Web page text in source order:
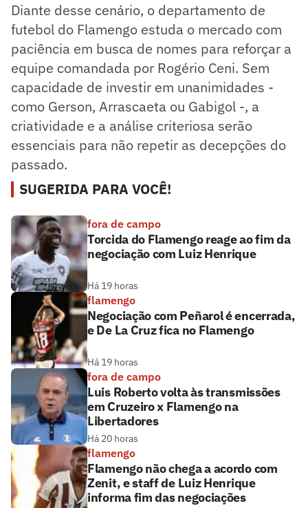
Diante desse cenário, o departamento de
futebol do Flamengo estuda o mercado com
paciência em busca de nomes para reforçar a
equipe comandada por Rogério Ceni. Sem
capacidade de investir em unanimidades -
como Gerson, Arrascaeta ou Gabigol -, a
criatividade e a análise criteriosa serão
essenciais para não repetir as decepções do
passado.
SUGERIDA PARA VOCÊ!
fora de campo
Torcida do Flamengo reage ao fim da
negociação com Luiz Henrique
Há 19 horas
flamengo
Negociação com Peñarol é encerrada,
e De La Cruz fica no Flamengo
Há 19 horas
fora de campo
Luis Roberto volta às transmissões
em Cruzeiro x Flamengo na
Libertadores
Há 20 horas
flamengo
Flamengo não chega a acordo com
Zenit, e staff de Luiz Henrique
informa fim das negociações